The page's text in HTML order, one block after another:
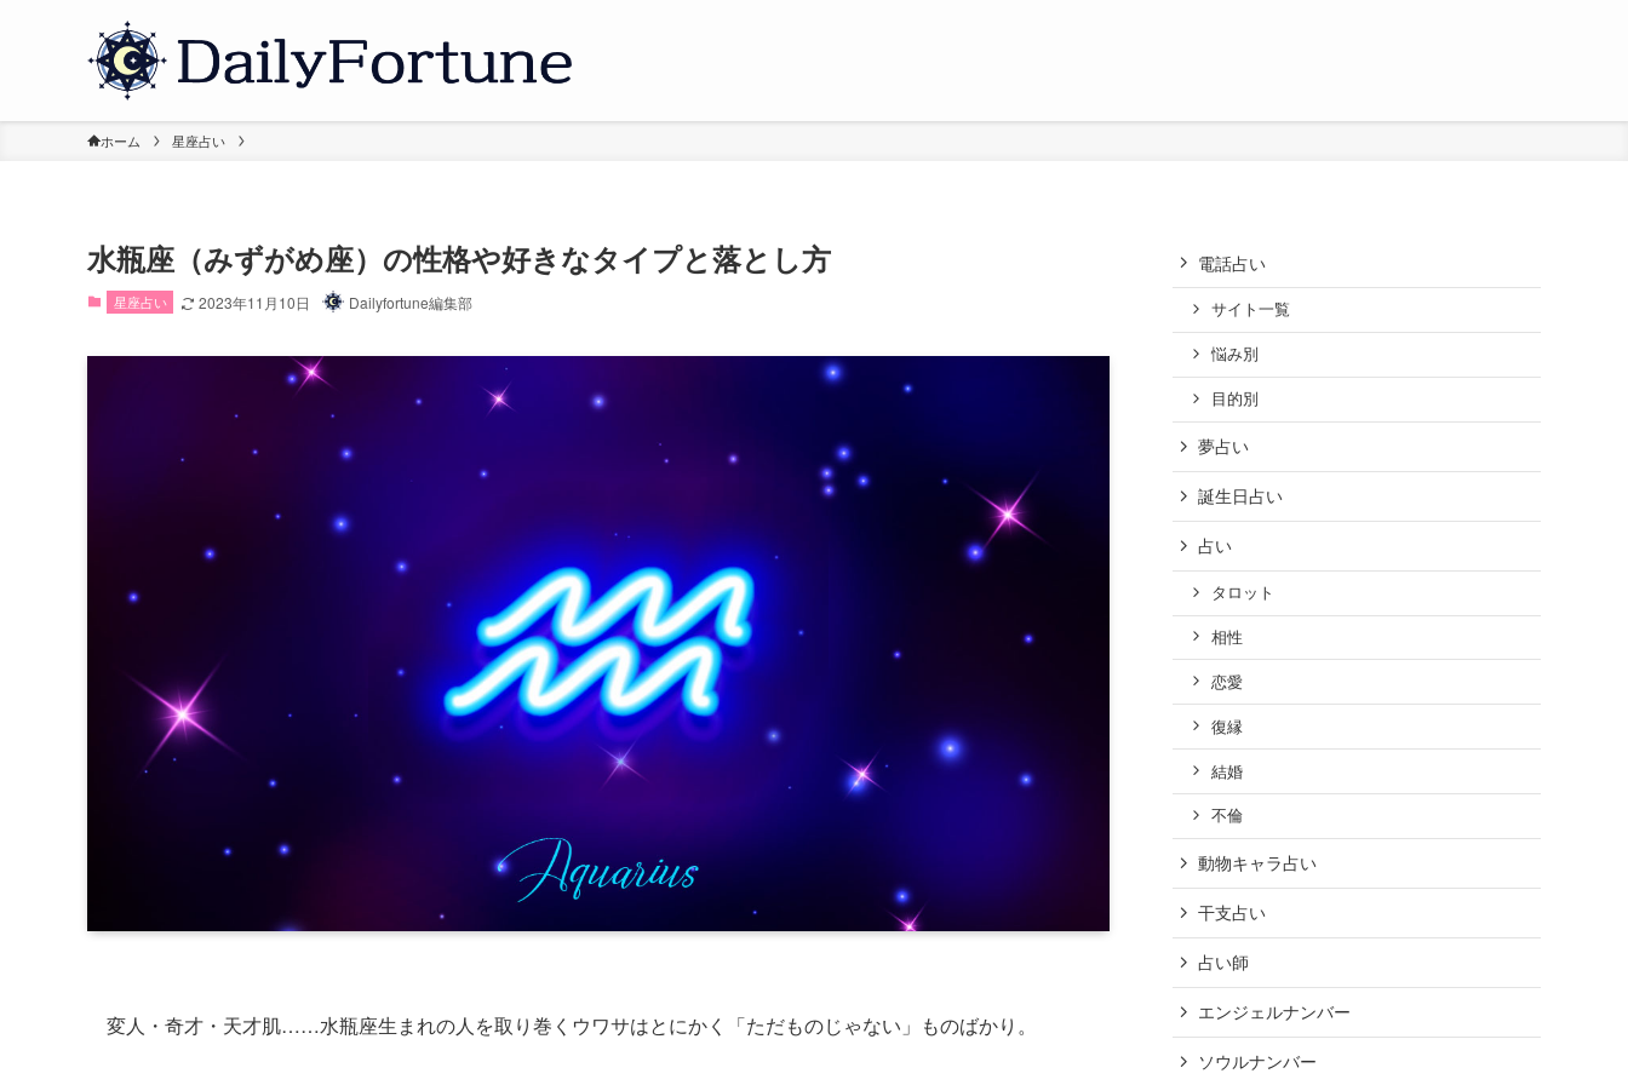
ホーム 星座占い
水瓶座（みずがめ座）の性格や好きなタイプと落とし方
星座占い 2023年11月10日 Dailyfortune編集部
変人・奇才・天才肌……水瓶座生まれの人を取り巻くウワサはとにかく「ただものじゃない」ものばかり。
電話占い
サイト一覧
悩み別
目的別
夢占い
誕生日占い
占い
タロット
相性
恋愛
復縁
結婚
不倫
動物キャラ占い
干支占い
占い師
エンジェルナンバー
ソウルナンバー